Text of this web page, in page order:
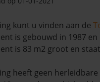
kunt u vinden aan de
is gebouwd in 1987
is 83 m2 groot en
heeft geen